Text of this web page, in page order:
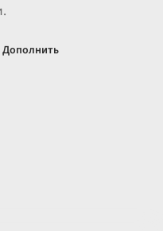
Дополнить